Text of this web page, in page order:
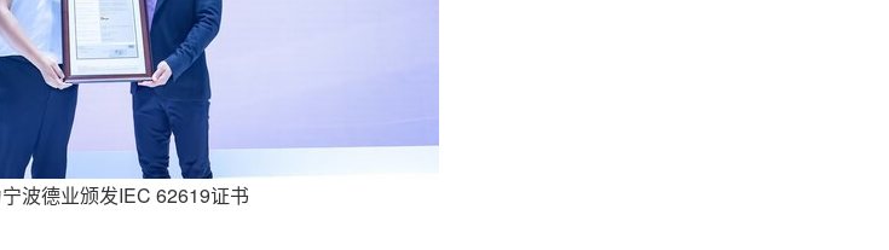
波德业颁发IEC 62619证书